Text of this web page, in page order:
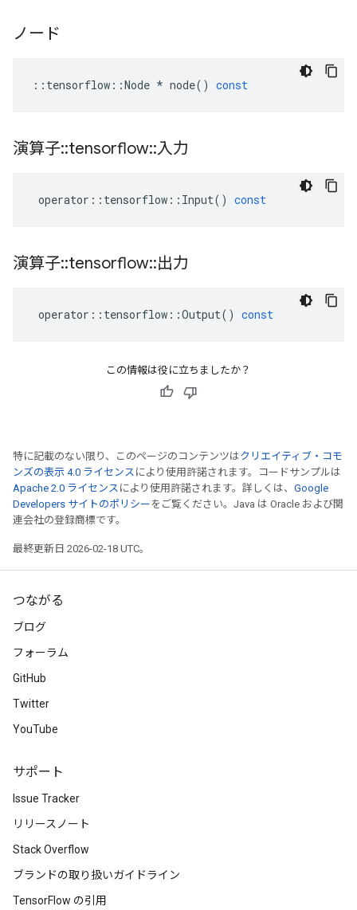
ノード
:: tensorflow ::Node * node() const
演算子::tensorflow::入力
operator :: tensorflow :: Input() const
演算子::tensorflow::出力
operator :: tensorflow ::Output() const
この情報は役に立ちましたか？
特に記載のない限り、このページのコンテンツはクリエイティブ・コモ
ンズの表示 4.0 ライセンス により使用許諾されます。コードサンプルは
Apache 2.0 ライセンス により使用許諾されます。詳しくは、 Google
Developers サイトのポリシー をご覧ください。Java は Oracle および関
連会社の登録商標です。
最終更新日 2026-02-18 UTC。
つながる
ブログ
フォーラム
GitHub
Twitter
YouTube
サポート
Issue Tracker
リリースノート
Stack Overflow
ブランドの取り扱いガイドライン
TensorFlow の引用